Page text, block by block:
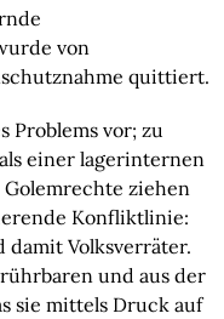
von
quittiert.
Problems vor; zu
einer lagerinternen
ziehen
Konfliktlinie:
damit Volksverräter.
und aus der
sie mittels Druck auf